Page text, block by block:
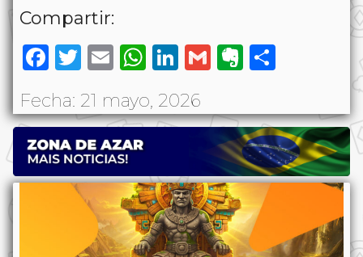
Compartir:
Facebook
Twitter
EmailWhatsApp
LinkedIn
GmailEvernote
Fecha: 21 mayo, 2026